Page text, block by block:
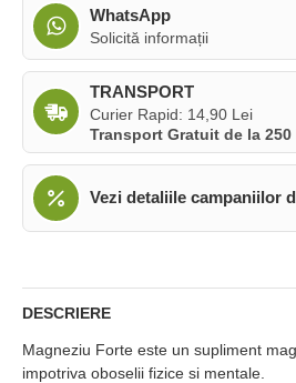
WhatsApp
Solicită informații
TRANSPORT
Curier Rapid: 14,90 Lei
Transport Gratuit de la 250
Vezi detaliile campaniilor
DESCRIERE
Magneziu Forte este un supliment
impotriva oboselii fizice si mentale.